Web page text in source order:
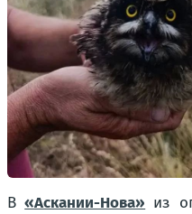
В«Аскании-Нова» из